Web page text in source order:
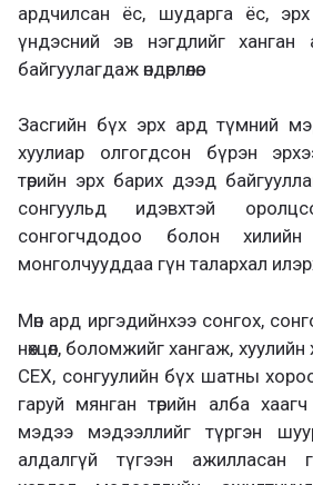
ардчилсан ёс, шударга ёс, эрх
үндэсний эв нэгдлийг ханган
байгуулагдаж өндөрлөлөө.
Засгийн бүх эрх ард түмний
хуулиар олгогдсон бүрэн
төрийн эрх барих дээд
сонгуульд идэвхтэй
сонгогчдодоо болон
монголчууддаа гүн талархал
Мөн ард иргэдийнхээ сонгох,
нөхцөл, боломжийг хангаж,
СЕХ, сонгуулийн бүх шатны
гаруй мянган төрийн алба
мэдээ мэдээллийг түргэн
алдалгүй түгээн ажилласан